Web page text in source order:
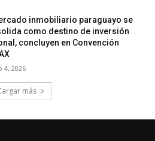
inmobiliario paraguayo se
como destino de inversión
concluyen en Convención
4, 2026
más